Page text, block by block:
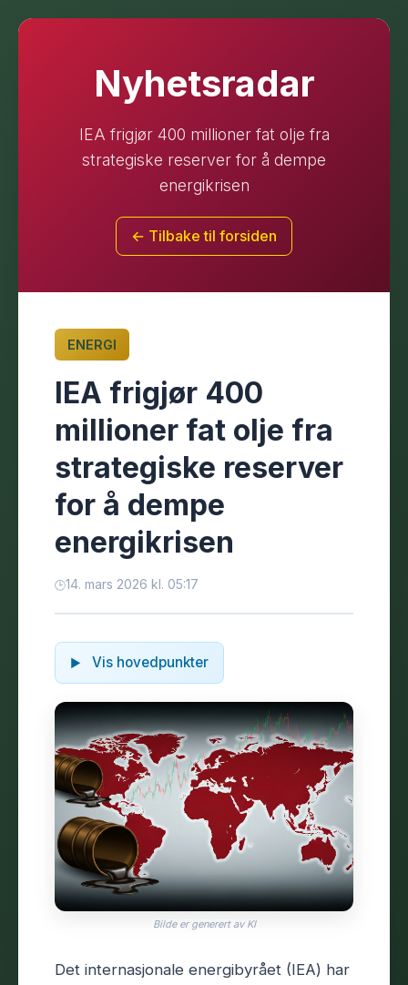
Nyhetsradar
IEA frigjør 400 millioner fat olje fra
strategiske reserver for å dempe
energikrisen
← Tilbake til forsiden
ENERGI
IEA frigjør 400
millioner fat olje fra
strategiske reserver
for å dempe
energikrisen
14. mars 2026 kl. 05:17
Vis hovedpunkter
Bilde er generert av KI
Det internasjonale energibyrået (IEA) har